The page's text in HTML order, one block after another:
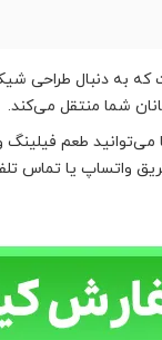
که به دنبال
شما منتقل می‌کند.
طعم فیلینگ
واتساپ یا تماس